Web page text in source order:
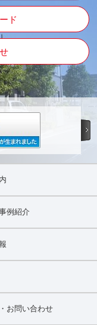
ド
例紹介
お問い合わせ